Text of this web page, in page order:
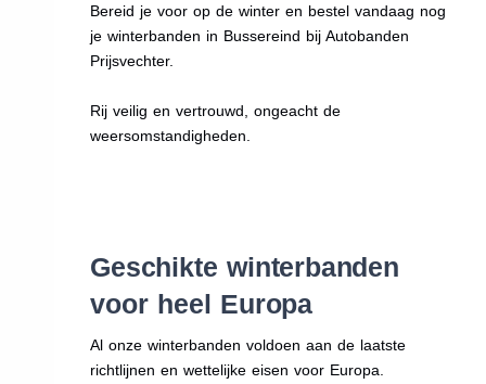
Bereid je voor op de winter en bestel vandaag nog
je winterbanden in Bussereind bij Autobanden
Prijsvechter.
Rij veilig en vertrouwd, ongeacht de
weersomstandigheden.
Geschikte winterbanden
voor heel Europa
Al onze winterbanden voldoen aan de laatste
richtlijnen en wettelijke eisen voor Europa.